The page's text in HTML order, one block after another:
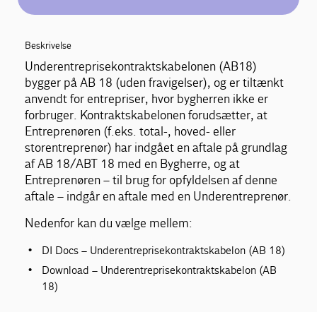
Beskrivelse
Underentreprisekontraktskabelonen (AB18)
bygger på AB 18 (uden fravigelser), og er tiltænkt
anvendt for entrepriser, hvor bygherren ikke er
forbruger. Kontraktskabelonen forudsætter, at
Entreprenøren (f.eks. total-, hoved- eller
storentreprenør) har indgået en aftale på grundlag
af AB 18/ABT 18 med en Bygherre, og at
Entreprenøren – til brug for opfyldelsen af denne
aftale – indgår en aftale med en Underentreprenør.
Nedenfor kan du vælge mellem:
DI Docs – Underentreprisekontraktskabelon (AB 18)
Download – Underentreprisekontraktskabelon (AB
18)